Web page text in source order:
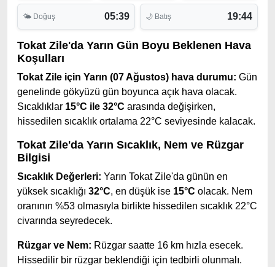
🌤 Doğuş 05:39 🌙 Batış 19:44
Tokat Zile'da Yarın Gün Boyu Beklenen Hava
Koşulları
Tokat Zile için Yarın (07 Ağustos) hava durumu: Gün
genelinde gökyüzü gün boyunca açık hava olacak.
Sıcaklıklar 15°C ile 32°C arasında değişirken,
hissedilen sıcaklık ortalama 22°C seviyesinde kalacak.
Tokat Zile'da Yarın Sıcaklık, Nem ve Rüzgar
Bilgisi
Sıcaklık Değerleri: Yarın Tokat Zile'da günün en
yüksek sıcaklığı 32°C, en düşük ise 15°C olacak. Nem
oranının %53 olmasıyla birlikte hissedilen sıcaklık 22°C
civarında seyredecek.
Rüzgar ve Nem: Rüzgar saatte 16 km hızla esecek.
Hissedilir bir rüzgar beklendiği için tedbirli olunmalı.